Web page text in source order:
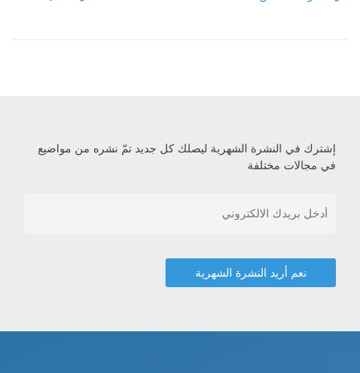
إشترك في النشرة الشهرية ليصلك كل جديد تمّ نشره من مواضيع
في مجالات مختلفة